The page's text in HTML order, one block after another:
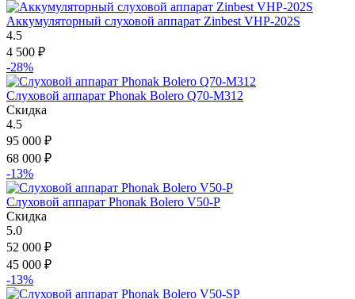
Аккумуляторный слуховой аппарат Zinbest VHP-202S
4.5
4 500 ₽
-28%
Слуховой аппарат Phonak Bolero Q70-M312
Скидка
4.5
95 000 ₽
68 000 ₽
-13%
Слуховой аппарат Phonak Bolero V50-P
Скидка
5.0
52 000 ₽
45 000 ₽
-13%